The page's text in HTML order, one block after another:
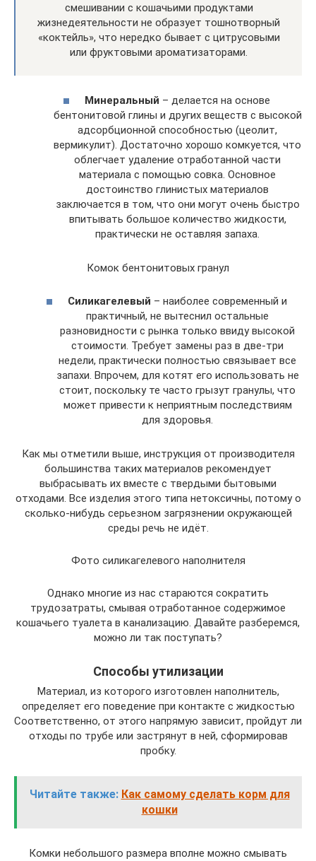
смешивании с кошачьими продуктами
жизнедеятельности не образует тошнотворный
«коктейль», что нередко бывает с цитрусовыми
или фруктовыми ароматизаторами.
Минеральный – делается на основе
бентонитовой глины и других веществ с высокой
адсорбционной способностью (цеолит,
вермикулит). Достаточно хорошо комкуется, что
облегчает удаление отработанной части
материала с помощью совка. Основное
достоинство глинистых материалов
заключается в том, что они могут очень быстро
впитывать большое количество жидкости,
практически не оставляя запаха.
Комок бентонитовых гранул
Силикагелевый – наиболее современный и
практичный, не вытеснил остальные
разновидности с рынка только ввиду высокой
стоимости. Требует замены раз в две-три
недели, практически полностью связывает все
запахи. Впрочем, для котят его использовать не
стоит, поскольку те часто грызут гранулы, что
может привести к неприятным последствиям
для здоровья.
Как мы отметили выше, инструкция от производителя
большинства таких материалов рекомендует
выбрасывать их вместе с твердыми бытовыми
отходами. Все изделия этого типа нетоксичны, потому о
сколько-нибудь серьезном загрязнении окружающей
среды речь не идёт.
Фото силикагелевого наполнителя
Однако многие из нас стараются сократить
трудозатраты, смывая отработанное содержимое
кошачьего туалета в канализацию. Давайте разберемся,
можно ли так поступать?
Способы утилизации
Материал, из которого изготовлен наполнитель,
определяет его поведение при контакте с жидкостью
Соответственно, от этого напрямую зависит, пройдут ли
отходы по трубе или застрянут в ней, сформировав
пробку.
Читайте также: Как самому сделать корм для
кошки
Комки небольшого размера вполне можно смывать